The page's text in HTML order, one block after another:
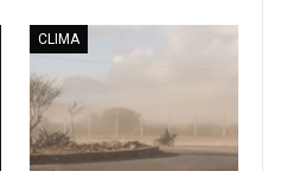
CLIMA